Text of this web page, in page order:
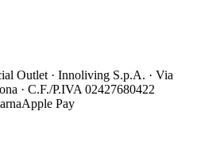
Outlet · Innoliving S.p.A. · Via
· C.F./P.IVA 02427680422
Apple Pay